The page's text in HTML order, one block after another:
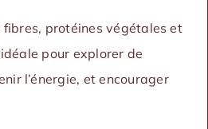
protéines végétales et
pour explorer de
l’énergie, et encourager